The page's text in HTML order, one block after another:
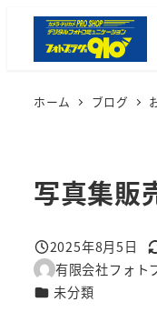
ホーム ブログ
写真集販
投稿日
2025年8月5日
著
者
有限会社フォト
カテゴリー
未分類